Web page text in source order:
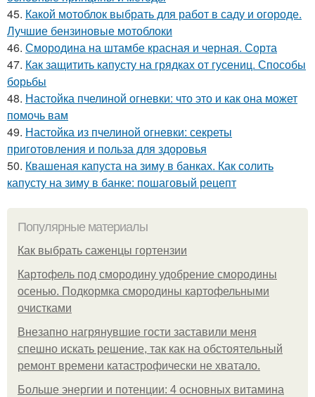
45. Какой мотоблок выбрать для работ в саду и огороде.
Лучшие бензиновые мотоблоки
46. Смородина на штамбе красная и черная. Сорта
47. Как защитить капусту на грядках от гусениц. Способы
борьбы
48. Настойка пчелиной огневки: что это и как она может
помочь вам
49. Настойка из пчелиной огневки: секреты
приготовления и польза для здоровья
50. Квашеная капуста на зиму в банках. Как солить
капусту на зиму в банке: пошаговый рецепт
Популярные материалы
Как выбрать саженцы гортензии
Картофель под смородину удобрение смородины
осенью. Подкормка смородины картофельными
очистками
Внезапно нагрянувшие гости заставили меня
спешно искать решение, так как на обстоятельный
ремонт времени катастрофически не хватало.
Больше энергии и потенции: 4 основных витамина